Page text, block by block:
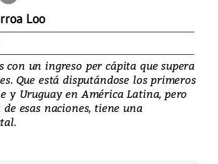
Loo
con un ingreso per cápita que supera
Que está disputándose los primeros
y Uruguay en América Latina, pero
esas naciones, tiene una